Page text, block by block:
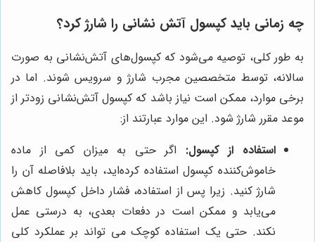
چه زمانی باید کپسول آتش نشانی را شارژ کرد؟
به طور کلی، توصیه می‌شود که کپسول‌های آتش‌نشانی به صورت
سالانه، توسط متخصصین مجرب شارژ و سرویس شوند. اما در
برخی موارد، ممکن است نیاز باشد که کپسول آتش‌نشانی زودتر از
موعد مقرر شارژ شود. این موارد عبارتند از:
استفاده از کپسول: اگر حتی به میزان کمی از ماده
خاموش‌کننده کپسول استفاده کرده‌اید، باید بلافاصله آن را
شارژ کنید. زیرا پس از استفاده، فشار داخل کپسول کاهش
می‌یابد و ممکن است در دفعات بعدی، به درستی عمل
نکند. حتی یک استفاده کوچک می تواند بر عملکرد کلی